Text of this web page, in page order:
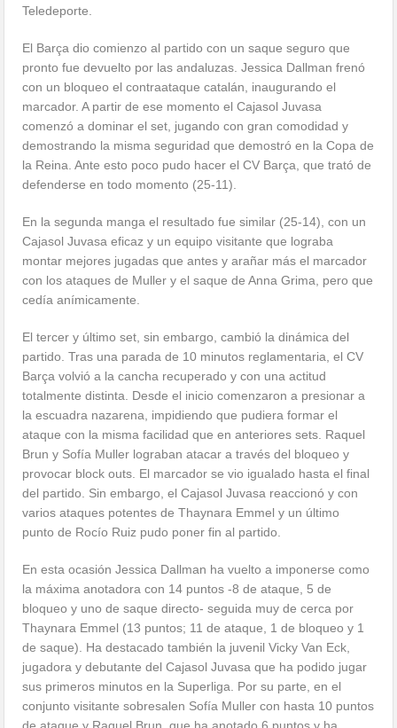
Teledeporte.
El Barça dio comienzo al partido con un saque seguro que
pronto fue devuelto por las andaluzas. Jessica Dallman frenó
con un bloqueo el contraataque catalán, inaugurando el
marcador. A partir de ese momento el Cajasol Juvasa
comenzó a dominar el set, jugando con gran comodidad y
demostrando la misma seguridad que demostró en la Copa de
la Reina. Ante esto poco pudo hacer el CV Barça, que trató de
defenderse en todo momento (25-11).
En la segunda manga el resultado fue similar (25-14), con un
Cajasol Juvasa eficaz y un equipo visitante que lograba
montar mejores jugadas que antes y arañar más el marcador
con los ataques de Muller y el saque de Anna Grima, pero que
cedía anímicamente.
El tercer y último set, sin embargo, cambió la dinámica del
partido. Tras una parada de 10 minutos reglamentaria, el CV
Barça volvió a la cancha recuperado y con una actitud
totalmente distinta. Desde el inicio comenzaron a presionar a
la escuadra nazarena, impidiendo que pudiera formar el
ataque con la misma facilidad que en anteriores sets. Raquel
Brun y Sofía Muller lograban atacar a través del bloqueo y
provocar block outs. El marcador se vio igualado hasta el final
del partido. Sin embargo, el Cajasol Juvasa reaccionó y con
varios ataques potentes de Thaynara Emmel y un último
punto de Rocío Ruiz pudo poner fin al partido.
En esta ocasión Jessica Dallman ha vuelto a imponerse como
la máxima anotadora con 14 puntos -8 de ataque, 5 de
bloqueo y uno de saque directo- seguida muy de cerca por
Thaynara Emmel (13 puntos; 11 de ataque, 1 de bloqueo y 1
de saque). Ha destacado también la juvenil Vicky Van Eck,
jugadora y debutante del Cajasol Juvasa que ha podido jugar
sus primeros minutos en la Superliga. Por su parte, en el
conjunto visitante sobresalen Sofía Muller con hasta 10 puntos